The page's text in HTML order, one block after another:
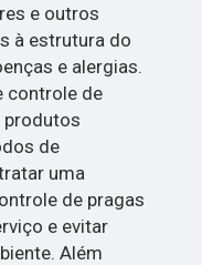
e outros
à estrutura do
e alergias.
controle de
produtos
de
uma
de pragas
e evitar
Além